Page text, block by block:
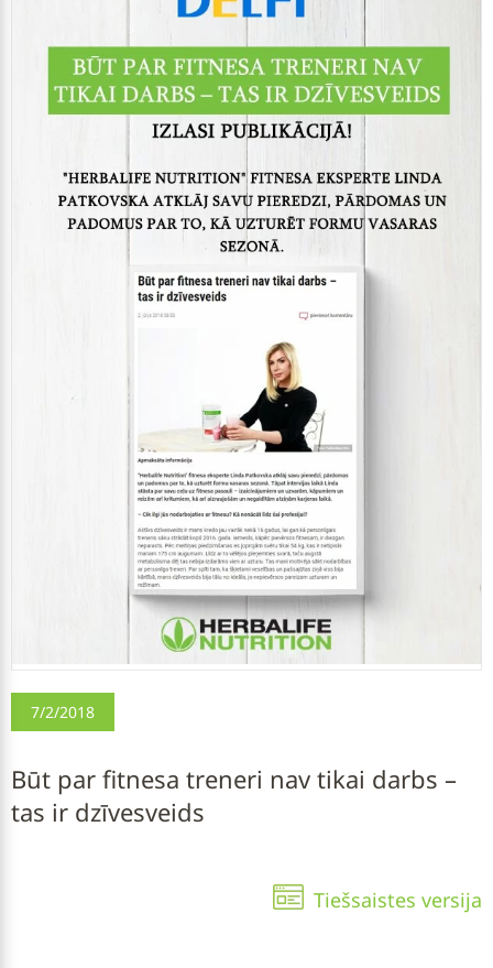
7/2/2018
Būt par fitnesa treneri nav tikai darbs –
tas ir dzīvesveids
Tiešsaistes versija